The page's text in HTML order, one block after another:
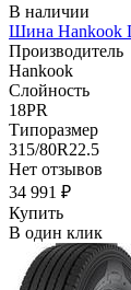
В наличии
Шина Hankook
Производитель
Hankook
Слойность
18PR
Типоразмер
315/80R22.5
Нет отзывов
34 991 ₽
Купить
В один клик